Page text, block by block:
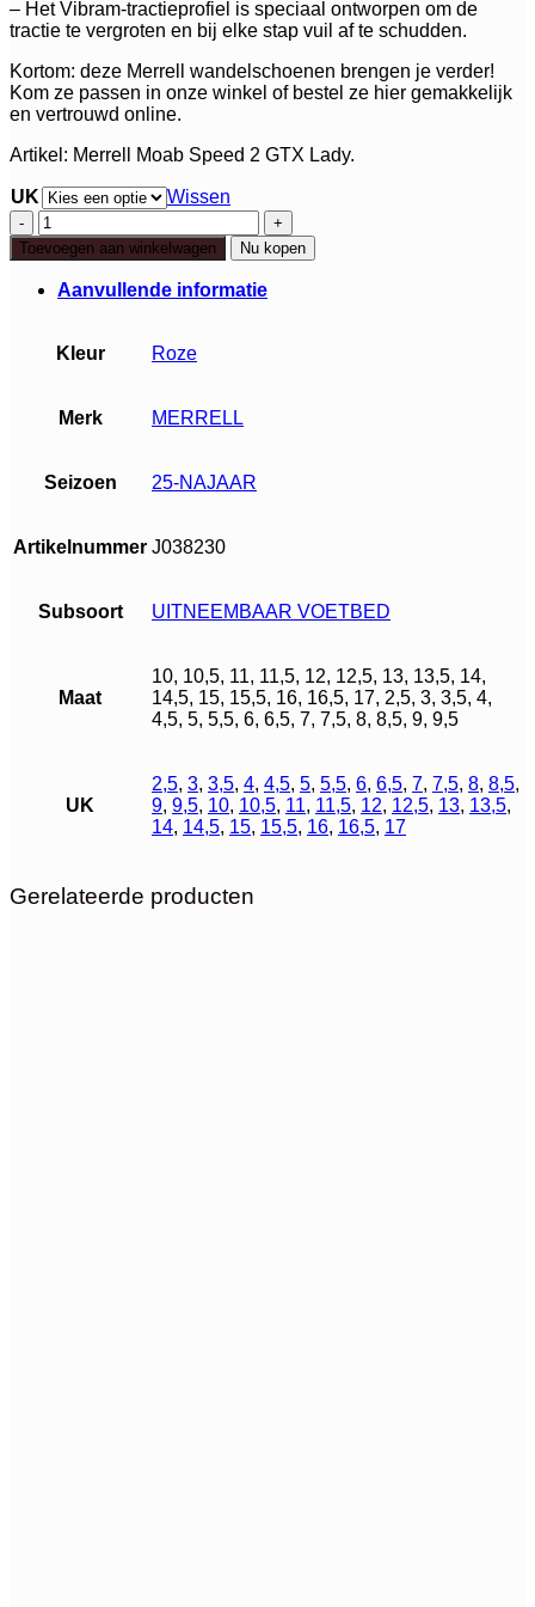
– Het Vibram-tractieprofiel is speciaal ontworpen om de
tractie te vergroten en bij elke stap vuil af te schudden.
Kortom: deze Merrell wandelschoenen brengen je verder!
Kom ze passen in onze winkel of bestel ze hier gemakkelijk
en vertrouwd online.
Artikel: Merrell Moab Speed 2 GTX Lady.
UK
Wissen
Merrell
Moab
Speed
2
GTX
Toevoegen aan winkelwagen Nu kopen
Aanvullende informatie
Kleur Roze
Merk MERRELL
Seizoen 25-NAJAAR
Artikelnummer J038230
Subsoort UITNEEMBAAR VOETBED
Maat
10, 10,5, 11, 11,5, 12, 12,5, 13, 13,5, 14,
14,5, 15, 15,5, 16, 16,5, 17, 2,5, 3, 3,5, 4,
4,5, 5, 5,5, 6, 6,5, 7, 7,5, 8, 8,5, 9, 9,5
UK
2,5, 3, 3,5, 4, 4,5, 5, 5,5, 6, 6,5, 7, 7,5, 8, 8,5,
9, 9,5, 10, 10,5, 11, 11,5, 12, 12,5, 13, 13,5,
14, 14,5, 15, 15,5, 16, 16,5, 17
Gerelateerde producten